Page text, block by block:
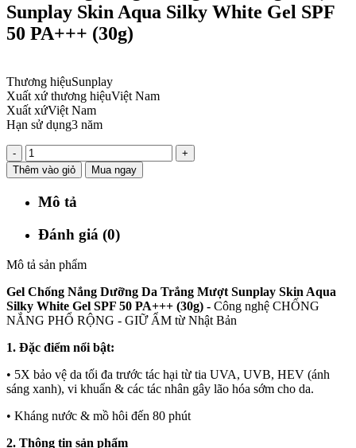
Sunplay Skin Aqua Silky White Gel SPF
50 PA+++ (30g)
Thương hiệuSunplay
Xuất xứ thương hiệuViệt Nam
Xuất xứViệt Nam
Hạn sử dụng3 năm
-
+
Thêm vào giỏ
Mua ngay
Mô tả
Đánh giá (0)
Mô tả sản phẩm
Gel Chống Nắng Dưỡng Da Trắng Mượt Sunplay Skin Aqua
Silky White Gel SPF 50 PA+++ (30g) - Công nghệ CHỐNG
NẮNG PHỔ RỘNG - GIỮ ẨM từ Nhật Bản
1. Đặc điểm nổi bật:
• 5X bảo vệ da tối đa trước tác hại từ tia UVA, UVB, HEV (ánh
sáng xanh), vi khuẩn & các tác nhân gây lão hóa sớm cho da.
• Kháng nước & mồ hôi đến 80 phút
2. Thông tin sản phẩm